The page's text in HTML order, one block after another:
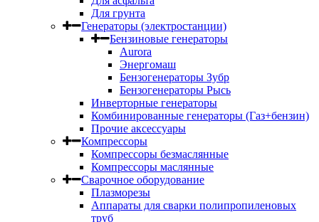
Для грунта
Генераторы (электростанции)
Бензиновые генераторы
Aurora
Энергомаш
Бензогенераторы Зубр
Бензогенераторы Рысь
Инверторные генераторы
Комбинированные генераторы (Газ+бензин)
Прочие аксессуары
Компрессоры
Компрессоры безмаслянные
Компрессоры маслянные
Сварочное оборудование
Плазморезы
Аппараты для сварки полипропиленовых
труб